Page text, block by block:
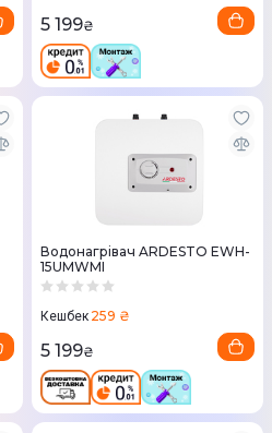
5 199₴
Водонагрівач ARDESTO EWH-
15UMWMI
Кешбек 259 ₴
5 199₴